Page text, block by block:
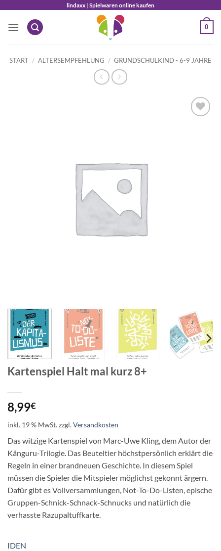
springen
lindaxx | Spielwaren online kaufen
0
START / ALTERSEMPFEHLUNG / GRUNDSCHULKIND - 6-9 JAHRE
Kartenspiel Halt mal kurz 8+
8,99€
inkl. 19 % MwSt.zzgl.Versandkosten
Das witzige Kartenspiel von Marc-Uwe Kling, dem Autor der
Känguru-Trilogie. Das Beuteltier höchstpersönlich erklärt die
Regeln in einer brandneuen Geschichte. In diesem Spiel
müssen die Spieler die Mitspieler möglichst gekonnt ärgern.
Dafür gibt es Vollversammlungen, Not-To-Do-Listen, epische
Gruppen-Schnick-Schnack-Schnucks und natürlich die
verhasste Razupaltuffkarte.
IDEN